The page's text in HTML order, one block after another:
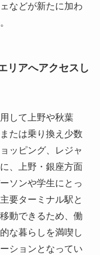
などが新たに加わ
リアへアクセスし
して上野や秋葉
たは乗り換え少数
ッピング、レジャ
、上野・銀座方面
ソンや学生にとっ
要ターミナル駅と
動できるため、働
な暮らしを満喫し
ションとなってい